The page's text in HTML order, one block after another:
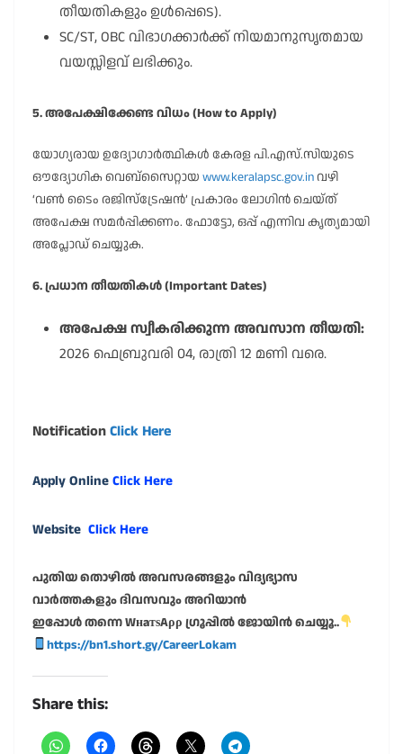
തീയതികളും ഉൾപ്പെടെ).
SC/ST, OBC വിഭാഗക്കാർക്ക് നിയമാനുസൃതമായ
വയസ്സിളവ് ലഭിക്കും.
5. അപേക്ഷിക്കേണ്ട വിധം (How to Apply)
യോഗ്യരായ ഉദ്യോഗാർത്ഥികൾ കേരള പി.എസ്.സിയുടെ
ഔദ്യോഗിക വെബ്സൈറ്റായ www.keralapsc.gov.in വഴി
‘വൺ ടൈം രജിസ്ട്രേഷൻ’ പ്രകാരം ലോഗിൻ ചെയ്ത്
അപേക്ഷ സമർപ്പിക്കണം. ഫോട്ടോ, ഒപ്പ് എന്നിവ കൃത്യമായി
അപ്ലോഡ് ചെയ്യുക.
6. പ്രധാന തീയതികൾ (Important Dates)
അപേക്ഷ സ്വീകരിക്കുന്ന അവസാന തീയതി:
2026 ഫെബ്രുവരി 04, രാത്രി 12 മണി വരെ.
NotificationClick Here
Apply OnlineClick Here
Website Click Here
പുതിയ തൊഴിൽ അവസരങ്ങളും വിദ്യഭ്യാസ
വാർത്തകളും ദിവസവും അറിയാൻ
ഇപ്പോൾ തന്നെ WнaтѕAρρ ഗ്രൂപ്പിൽ ജോയിൻ ചെയ്യൂ..
https://bn1.short.gy/CareerLokam
Share this: